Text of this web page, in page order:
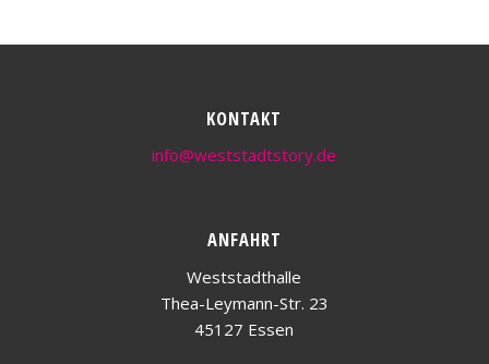
KONTAKT
info@weststadtstory.de
ANFAHRT
Weststadthalle
Thea-Leymann-Str. 23
45127 Essen